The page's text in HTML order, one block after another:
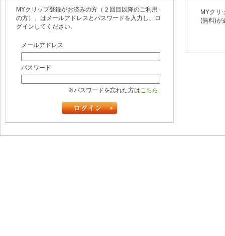
MYクリップ登録がお済みの方（２回目以降のご利用
の方）、はメールアドレスとパスワードを入力し、ロ
グインしてください。
メールアドレス
パスワード
※パスワードを忘れた方はこちら
MYクリ
(無料)が